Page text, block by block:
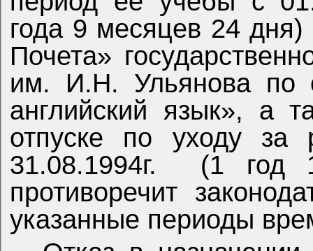
года 9 месяцев 24
Почета»
им. И.Н. Ульянова по
английский язык», а
отпуске по уходу за
31.08.1994г.
(1 год
противоречит
указанные периоды